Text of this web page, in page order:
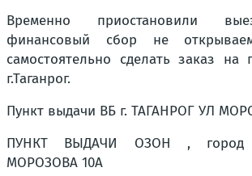
Временно приостановили
финансовый сбор не
самостоятельно сделать заказ на
г.Таганрог.
Пункт выдачи ВБ г. ТАГАНРОГ УЛ
ПУНКТ ВЫДАЧИ ОЗОН , город
МОРОЗОВА 10А